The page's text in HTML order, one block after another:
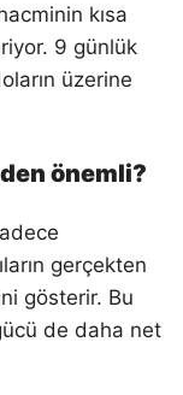
kısa
9 günlük
üzerine
önemli?
gerçekten
gösterir. Bu
de daha net